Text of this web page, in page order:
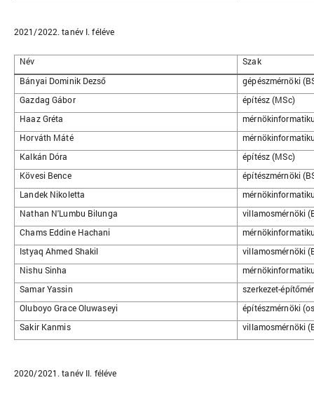
2021/2022. tanév I. féléve
Név
Szak
Bányai Dominik Dezső
gépészmérnöki
Gazdag Gábor
építész (MSc)
Haaz Gréta
Horváth Máté
Kalkán Dóra
építész (MSc)
Kövesi Bence
építészmérnöki
Landek Nikoletta
Nathan N'Lumbu Bilunga
villamosmérnöki
Chams Eddine Hachani
Istyaq Ahmed Shakil
villamosmérnöki
Nishu Sinha
Samar Yassin
szerkezet-
Oluboyo Grace Oluwaseyi
építészmérnöki
Sakir Kanmis
villamosmérnöki
2020/2021. tanév II. féléve